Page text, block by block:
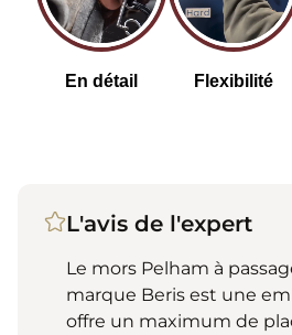
L'avis de l'expert
Le mors Pelham à
marque Beris est une
offre un maximum de